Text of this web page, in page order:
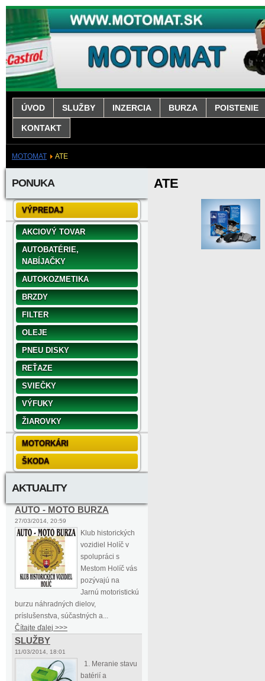
ÚVOD SLUŽBY INZERCIA BURZA POISTENIE
KONTAKT
MOTOMAT ATE
PONUKA
VÝPREDAJ
AKCIOVÝ TOVAR
AUTOBATÉRIE,
NABÍJAČKY
AUTOKOZMETIKA
BRZDY
FILTER
OLEJE
PNEU DISKY
REŤAZE
SVIEČKY
VÝFUKY
ŽIAROVKY
MOTORKÁRI
ŠKODA
AKTUALITY
AUTO - MOTO BURZA
27/03/2014, 20:59
Klub historických
vozidiel Holíč v
spolupráci s
Mestom Holíč vás
pozývajú na
Jarnú motoristickú
burzu náhradných dielov,
príslušenstva, súčastných a...
Čítajte ďalej >>>
SLUŽBY
11/03/2014, 18:01
1. Meranie stavu
batérií a
ATE